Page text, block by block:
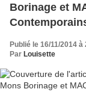
Borinage et
Publié le 16/11/2014 à
Par Louisette